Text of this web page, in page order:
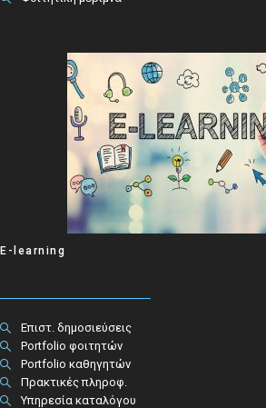
E-learning
Επιστ. δημοσιεύσεις
Portfolio φοιτητών
Portfolio καθηγητών
Πρακτικές πληροφ.​
Υπηρεσία καταλόγου